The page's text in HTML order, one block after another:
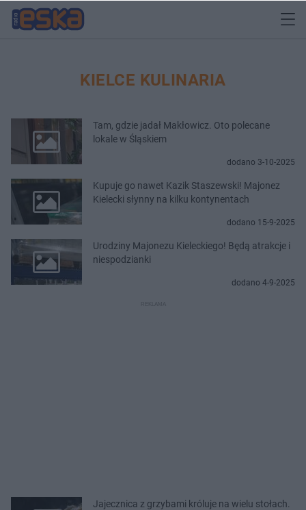
KIELCE KULINARIA
Tam, gdzie jadał Makłowicz. Oto polecane
lokale w Śląskiem
dodano 3-10-2025
Kupuje go nawet Kazik Staszewski! Majonez
Kielecki słynny na kilku kontynentach
dodano 15-9-2025
Urodziny Majonezu Kieleckiego! Będą atrakcje i
niespodzianki
dodano 4-9-2025
Jajecznica z grzybami króluje na wielu stołach.